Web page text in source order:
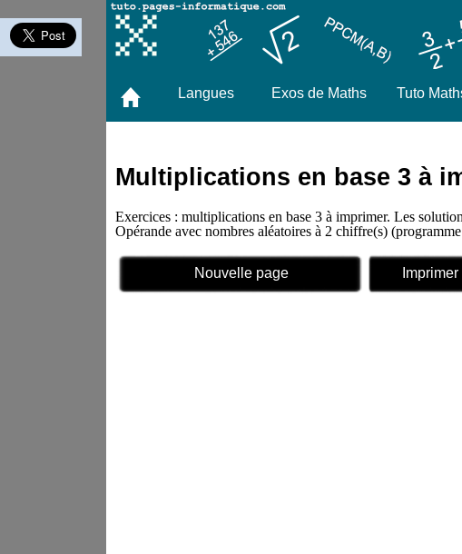
Langues Exos de Maths Tuto
Multiplications en base 3 à
Exercices : multiplications en base 3 à imprimer. Les
Opérande avec nombres aléatoires à 2 chiffre(s)
Nouvelle page Imprimer